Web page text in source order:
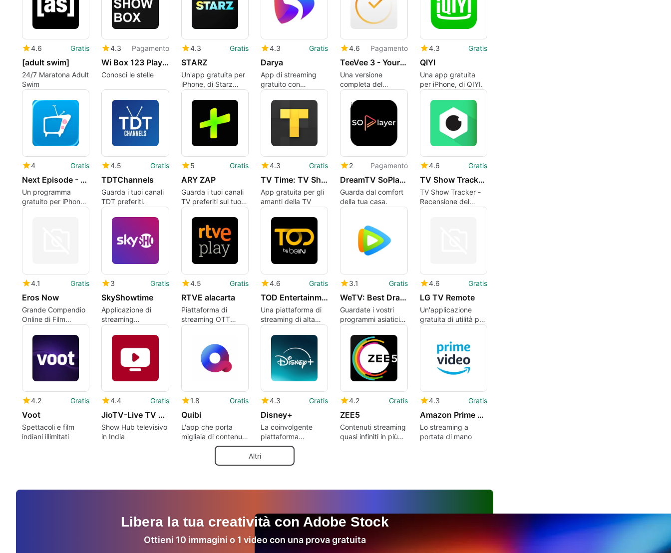
4.6 Gratis
[adult swim]
24/7 Maratona Adult
Swim
4.3 Pagamento
Wi Box 123 Play Actor of movie
Conosci le stelle
4.3 Gratis
STARZ
Un'app gratuita per
iPhone, di Starz
Entertainment.
4.3 Gratis
Darya
App di streaming
gratuito con
contenuti dell'Asia
centrale e del Medio
4.6 Pagamento
TeeVee 3 - Your TV Shows Guru
Una versione
completa del
programma per
iPhone, di
4.3 Gratis
QIYI
Una app gratuita
per iPhone, di QIYI.
4 Gratis
Next Episode - Track TV Shows
Un programma
gratuito per iPhone,
di Nikbits.
4.5 Gratis
TDTChannels
Guarda i tuoi canali
TDT preferiti.
5 Gratis
ARY ZAP
Guarda i tuoi canali
TV preferiti sul tuo
dispositivo.
4.3 Gratis
TV Time: TV Show Tracker
App gratuita per gli
amanti della TV
2 Pagamento
DreamTV SoPlayer
Guarda dal comfort
della tua casa.
4.6 Gratis
TV Show Tracker - Trakt client
TV Show Tracker -
Recensione del
cliente Trakt
4.1 Gratis
Eros Now
Grande Compendio
Online di Film
Bollywoodiani
3 Gratis
SkyShowtime
Applicazione di
streaming
multimediale su
abbonamento per
smartphone
4.5 Gratis
RTVE alacarta
Piattaforma di
streaming OTT
premium
4.6 Gratis
TOD Entertainment Sports
Una piattaforma di
streaming di alta
qualità
3.1 Gratis
WeTV: Best Dramas & Shows‪!
Guardate i vostri
programmi asiatici
preferiti
4.6 Gratis
LG TV Remote
Un'applicazione
gratuita di utilità per
iOS
4.2 Gratis
Voot
Spettacoli e film
indiani illimitati
4.4 Gratis
JioTV-Live TV Catch-Up
Show Hub televisivo
in India
1.8 Gratis
Quibi
L'app che porta
migliaia di contenuti
sul tuo smartphone
4.3 Gratis
Disney+
La coinvolgente
piattaforma
streaming del
mondo disneyano
4.2 Gratis
ZEE5
Contenuti streaming
quasi infiniti in più
4.3 Gratis
Amazon Prime Video
Lo streaming a
portata di mano
Altri
Libera la tua creatività con Adobe Stock
Ottieni 10 immagini o 1 video con una prova gratuita